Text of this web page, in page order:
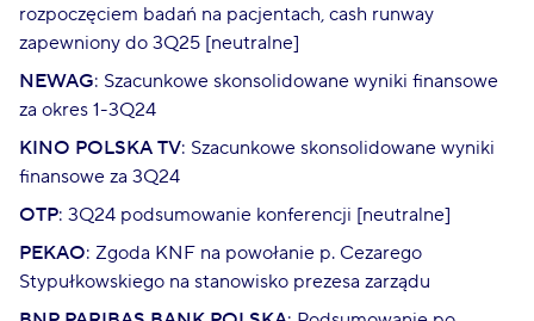
rozpoczęciem badań na pacjentach, cash runway
zapewniony do 3Q25 [neutralne]
NEWAG: Szacunkowe skonsolidowane wyniki finansowe
za okres 1-3Q24
KINO POLSKA TV: Szacunkowe skonsolidowane wyniki
finansowe za 3Q24
OTP: 3Q24 podsumowanie konferencji [neutralne]
PEKAO: Zgoda KNF na powołanie p. Cezarego
Stypułkowskiego na stanowisko prezesa zarządu